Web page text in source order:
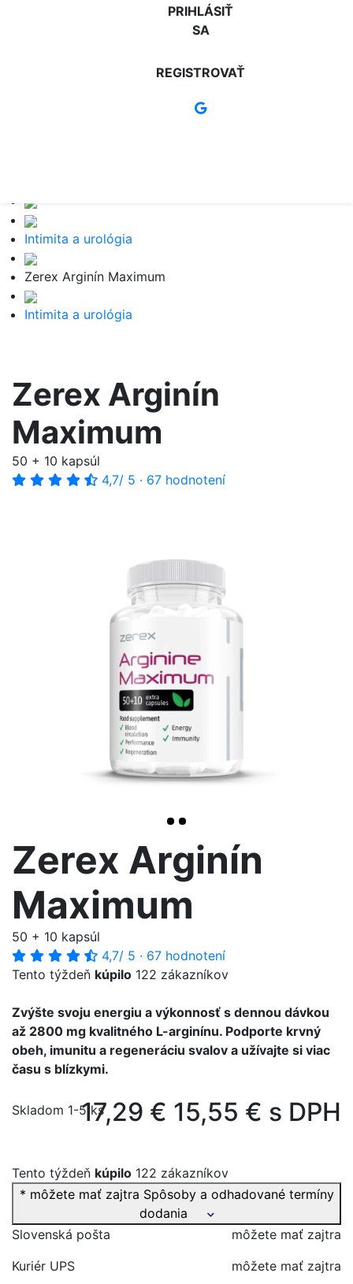
PRIHLÁSIŤ
SA
REGISTROVAŤ
Intimita a urológia
Zerex Arginín Maximum
Intimita a urológia
Zerex Arginín
Maximum
50 + 10 kapsúl
4,7/ 5 · 67 hodnotení
Zerex Arginín
Maximum
50 + 10 kapsúl
4,7/ 5 · 67 hodnotení
Tento týždeň kúpilo 122 zákazníkov
Zvýšte svoju energiu a výkonnosť s dennou dávkou
až 2800 mg kvalitného L-arginínu. Podporte krvný
obeh, imunitu a regeneráciu svalov a užívajte si viac
času s blízkymi.
Skladom 1-5 ks17,29 € 15,55 € s DPH
Tento týždeň kúpilo 122 zákazníkov
* môžete mať zajtra Spôsoby a odhadované termíny
dodania
Slovenská pošta
môžete mať zajtra
Kuriér UPS
môžete mať zajtra